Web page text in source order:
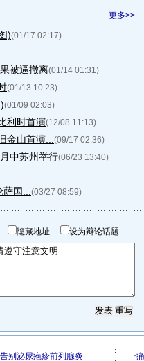
更多>>
)(01/17 02:17)
被逼撤离(01/14 01:31)
(01/13 10:23)
(01/09 02:03)
利时首演(12/08 11:13)
金山首演... (09/17 02:36)
中苏州举行(06/23 13:40)
国... (03/27 08:59)
隐藏地址 设为辩论话题